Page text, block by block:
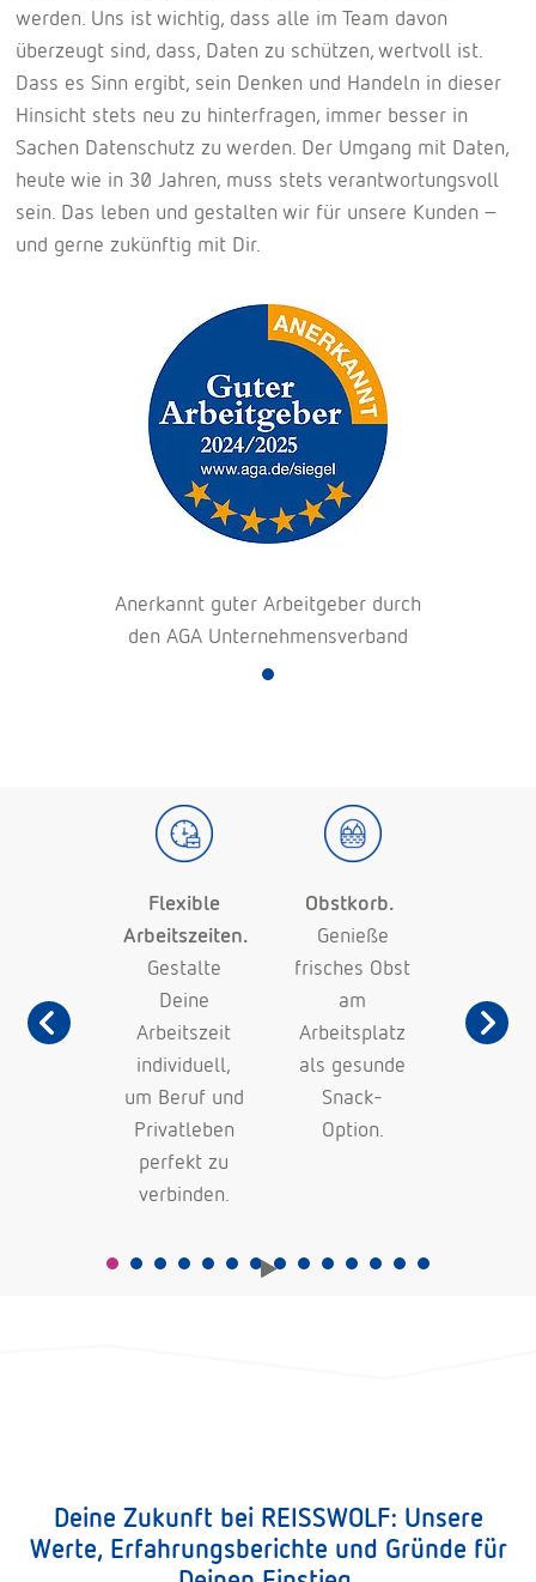
werden. Uns ist wichtig, dass alle im Team davon
überzeugt sind, dass, Daten zu schützen, wertvoll ist.
Dass es Sinn ergibt, sein Denken und Handeln in dieser
Hinsicht stets neu zu hinterfragen, immer besser in
Sachen Datenschutz zu werden. Der Umgang mit Daten,
heute wie in 30 Jahren, muss stets verantwortungsvoll
sein. Das leben und gestalten wir für unsere Kunden –
und gerne zukünftig mit Dir.
Anerkannt guter Arbeitgeber durch
den AGA Unternehmensverband
Talente
Flexible
Arbeitszeiten.
Gestalte
Deine
Arbeitszeit
individuell,
um Beruf und
Privatleben
perfekt zu
verbinden.
Obstkorb.
Genieße
frisches Obst
am
Arbeitsplatz
als gesunde
Snack-
Option.
mit
Deine Zukunft bei REISSWOLF: Unsere
Werte, Erfahrungsberichte und Gründe für